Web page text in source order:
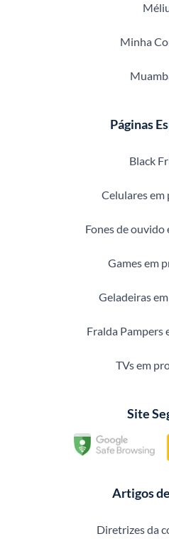
Minha
Páginas
Black
Celulares em
Fones de ouvido
Games em
Geladeiras
Fralda Pampers
TVs em
Site
Artigos
Diretrizes da